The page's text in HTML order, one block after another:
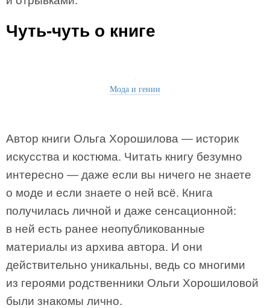
Чуть-чуть о книге
Мода и гении
Автор книги Ольга Хорошилова — историк
искусства и костюма. Читать книгу безумно
интересно — даже если вы ничего не знаете
о моде и если знаете о ней всё. Книга
получилась личной и даже сенсационной:
в ней есть ранее неопубликованные
материалы из архива автора. И они
действительно уникальны, ведь со многими
из героями родственники Ольги Хорошиловой
были знакомы лично.